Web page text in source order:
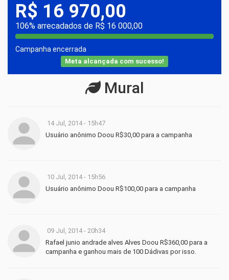
R$ 16 970,00
106% arrecadados de R$ 16 000,00
Campanha encerrada
Meta alcançada com sucesso!
Mural
14 Jul, 2014 - 15h47
Usuário anônimo Doou R$30,00 para a campanha
10 Jul, 2014 - 15h56
Usuário anônimo Doou R$100,00 para a campanha
09 Jul, 2014 - 20h34
Rafael junio andrade alves Alves Doou R$360,00 para a
campanha e ganhou mais de 100 Dádivas por isso.